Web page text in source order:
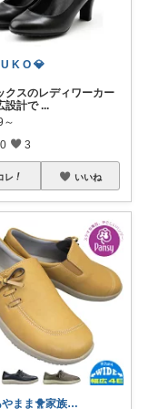
K O 💎
クスのレディワーカー
設計で ...
～
0 3
レ いいね
あやまま🐥家族全インフルエンザ😓